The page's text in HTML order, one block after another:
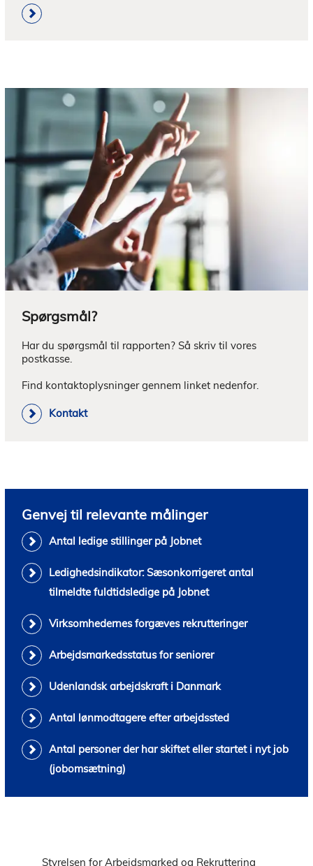
Spørgsmål?
Har du spørgsmål til rapporten? Så skriv til vores
postkasse.
Find kontaktoplysninger gennem linket nedenfor.
Kontakt
Genvej til relevante målinger
Antal ledige stillinger på Jobnet
Ledighedsindikator: Sæsonkorrigeret antal
tilmeldte fuldtidsledige på Jobnet
Virksomhedernes forgæves rekrutteringer
Arbejdsmarkedsstatus for seniorer
Udenlandsk arbejdskraft i Danmark
Antal lønmodtagere efter arbejdssted
Antal personer der har skiftet eller startet i nyt job
(jobomsætning)
Styrelsen for Arbejdsmarked og Rekruttering